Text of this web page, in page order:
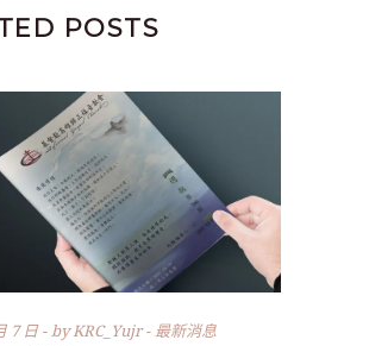
POSTS
7 日 byKRC_Yujr 最新消息